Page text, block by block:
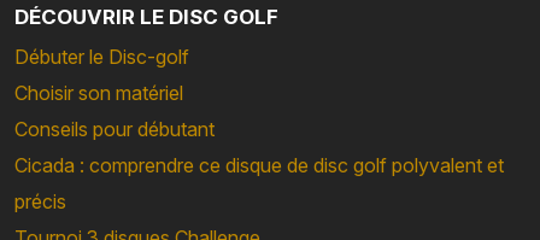
DÉCOUVRIR LE DISC GOLF
Débuter le Disc-golf
Choisir son matériel
Conseils pour débutant
Cicada : comprendre ce disque de disc golf polyvalent et
précis